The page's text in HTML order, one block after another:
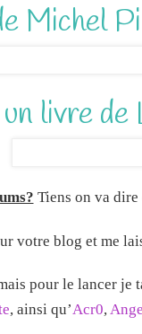
Michel
livre
Tiens on va dire
votre blog et me
pour le lancer je
, ainsi qu’Acr0,